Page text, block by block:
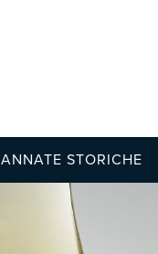
ANNATE STORICHE